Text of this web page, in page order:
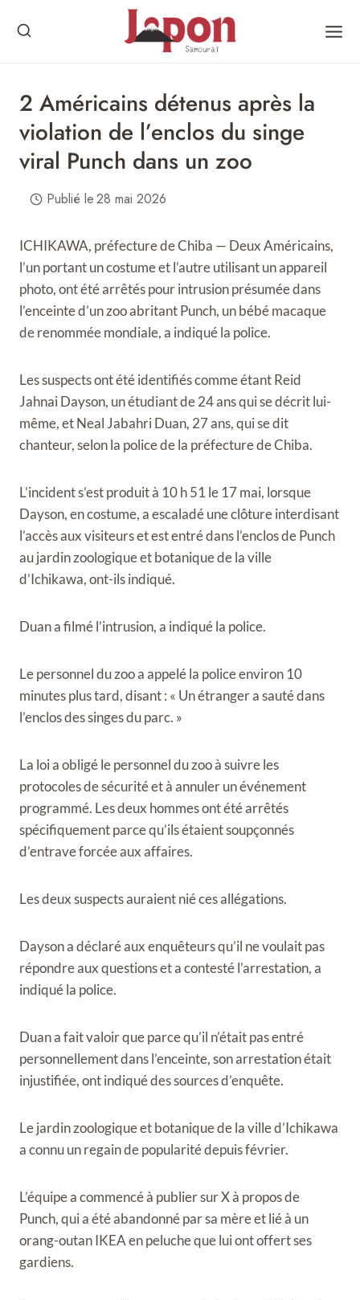
2 Américains détenus après la
violation de l’enclos du singe
viral Punch dans un zoo
Publié le28 mai 2026
ICHIKAWA, préfecture de Chiba — Deux Américains,
l’un portant un costume et l’autre utilisant un appareil
photo, ont été arrêtés pour intrusion présumée dans
l’enceinte d’un zoo abritant Punch, un bébé macaque
de renommée mondiale, a indiqué la police.
Les suspects ont été identifiés comme étant Reid
Jahnai Dayson, un étudiant de 24 ans qui se décrit lui-
même, et Neal Jabahri Duan, 27 ans, qui se dit
chanteur, selon la police de la préfecture de Chiba.
L’incident s’est produit à 10 h 51 le 17 mai, lorsque
Dayson, en costume, a escaladé une clôture interdisant
l’accès aux visiteurs et est entré dans l’enclos de Punch
au jardin zoologique et botanique de la ville
d’Ichikawa, ont-ils indiqué.
Duan a filmé l’intrusion, a indiqué la police.
Le personnel du zoo a appelé la police environ 10
minutes plus tard, disant : « Un étranger a sauté dans
l’enclos des singes du parc. »
La loi a obligé le personnel du zoo à suivre les
protocoles de sécurité et à annuler un événement
programmé. Les deux hommes ont été arrêtés
spécifiquement parce qu’ils étaient soupçonnés
d’entrave forcée aux affaires.
Les deux suspects auraient nié ces allégations.
Dayson a déclaré aux enquêteurs qu’il ne voulait pas
répondre aux questions et a contesté l’arrestation, a
indiqué la police.
Duan a fait valoir que parce qu’il n’était pas entré
personnellement dans l’enceinte, son arrestation était
injustifiée, ont indiqué des sources d’enquête.
Le jardin zoologique et botanique de la ville d’Ichikawa
a connu un regain de popularité depuis février.
L’équipe a commencé à publier sur X à propos de
Punch, qui a été abandonné par sa mère et lié à un
orang-outan IKEA en peluche que lui ont offert ses
gardiens.